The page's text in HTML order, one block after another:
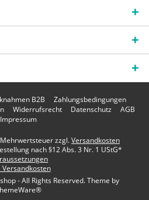
B2B
Zahlungsbedingungen
Widerrufsrecht Datenschutz
AGB
Impressum
zzgl.Versandkosten
nach §12 Abs. 3 Nr. 1 UStG*
Versandkosten
- All Rights Reserved. Theme by